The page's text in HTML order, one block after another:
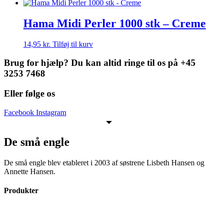
Hama Midi Perler 1000 stk – Creme
14,95 kr. Tilføj til kurv
Brug for hjælp? Du kan altid ringe til os på +45
3253 7468
Eller følge os
Facebook Instagram
De små engle
De små engle blev etableret i 2003 af søstrene Lisbeth Hansen og
Annette Hansen.
Produkter